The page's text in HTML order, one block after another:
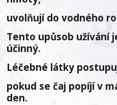
uvolňují do vodného
Tento upůsob užívání
účinný.
Léčebné látky
pokud se čaj popíjí v
den.